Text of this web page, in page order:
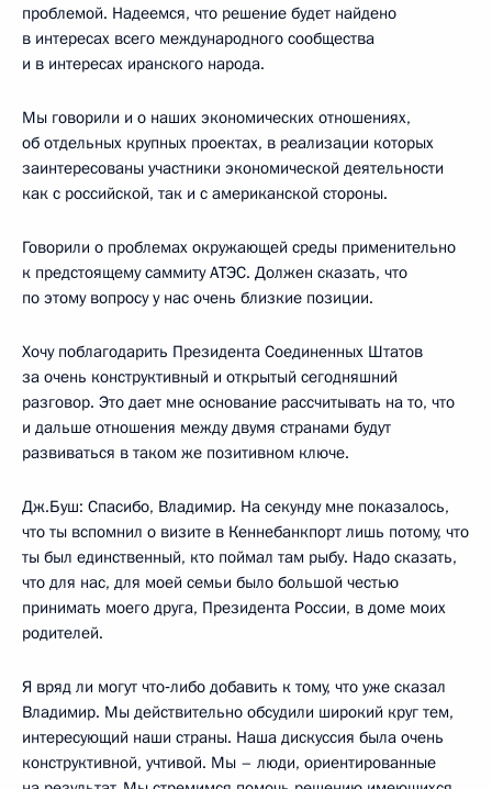
проблемой. Надеемся, что решение будет найдено
в интересах всего международного сообщества
и в интересах иранского народа.
Мы говорили и о наших экономических отношениях,
об отдельных крупных проектах, в реализации которых
заинтересованы участники экономической деятельности
как с российской, так и с американской стороны.
Говорили о проблемах окружающей среды применительно
к предстоящему саммиту АТЭС. Должен сказать, что
по этому вопросу у нас очень близкие позиции.
Хочу поблагодарить Президента Соединенных Штатов
за очень конструктивный и открытый сегодняшний
разговор. Это дает мне основание рассчитывать на то, что
и дальше отношения между двумя странами будут
развиваться в таком же позитивном ключе.
Дж.Буш: Спасибо, Владимир. На секунду мне показалось,
что ты вспомнил о визите в Кеннебанкпорт лишь потому, что
ты был единственный, кто поймал там рыбу. Надо сказать,
что для нас, для моей семьи было большой честью
принимать моего друга, Президента России, в доме моих
родителей.
Я вряд ли могут что‑либо добавить к тому, что уже сказал
Владимир. Мы действительно обсудили широкий круг тем,
интересующий наши страны. Наша дискуссия была очень
конструктивной, учтивой. Мы – люди, ориентированные